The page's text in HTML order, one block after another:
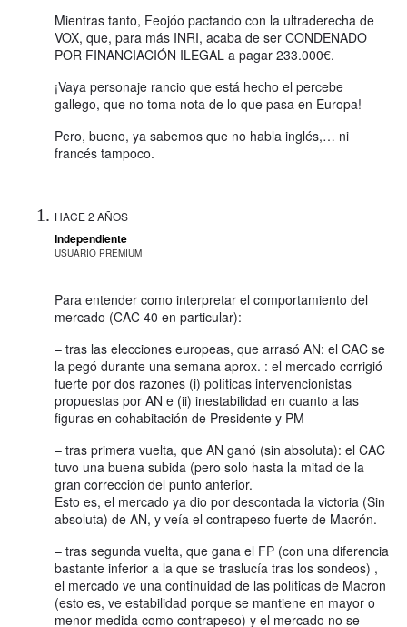
Mientras tanto, Feojóo pactando con la ultraderecha de
VOX, que, para más INRI, acaba de ser CONDENADO
POR FINANCIACIÓN ILEGAL a pagar 233.000€.
¡Vaya personaje rancio que está hecho el percebe
gallego, que no toma nota de lo que pasa en Europa!
Pero, bueno, ya sabemos que no habla inglés,… ni
francés tampoco.
HACE 2 AÑOS
Independiente
USUARIO PREMIUM
Para entender como interpretar el comportamiento del
mercado (CAC 40 en particular):
– tras las elecciones europeas, que arrasó AN: el CAC se
la pegó durante una semana aprox. : el mercado corrigió
fuerte por dos razones (i) políticas intervencionistas
propuestas por AN e (ii) inestabilidad en cuanto a las
figuras en cohabitación de Presidente y PM
– tras primera vuelta, que AN ganó (sin absoluta): el CAC
tuvo una buena subida (pero solo hasta la mitad de la
gran corrección del punto anterior.
Esto es, el mercado ya dio por descontada la victoria (Sin
absoluta) de AN, y veía el contrapeso fuerte de Macrón.
– tras segunda vuelta, que gana el FP (con una diferencia
bastante inferior a la que se traslucía tras los sondeos) ,
el mercado ve una continuidad de las políticas de Macron
(esto es, ve estabilidad porque se mantiene en mayor o
menor medida como contrapeso) y el mercado no se